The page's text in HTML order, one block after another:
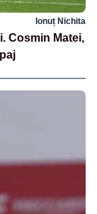
Ionuț Nichita
Cosmin Matei,